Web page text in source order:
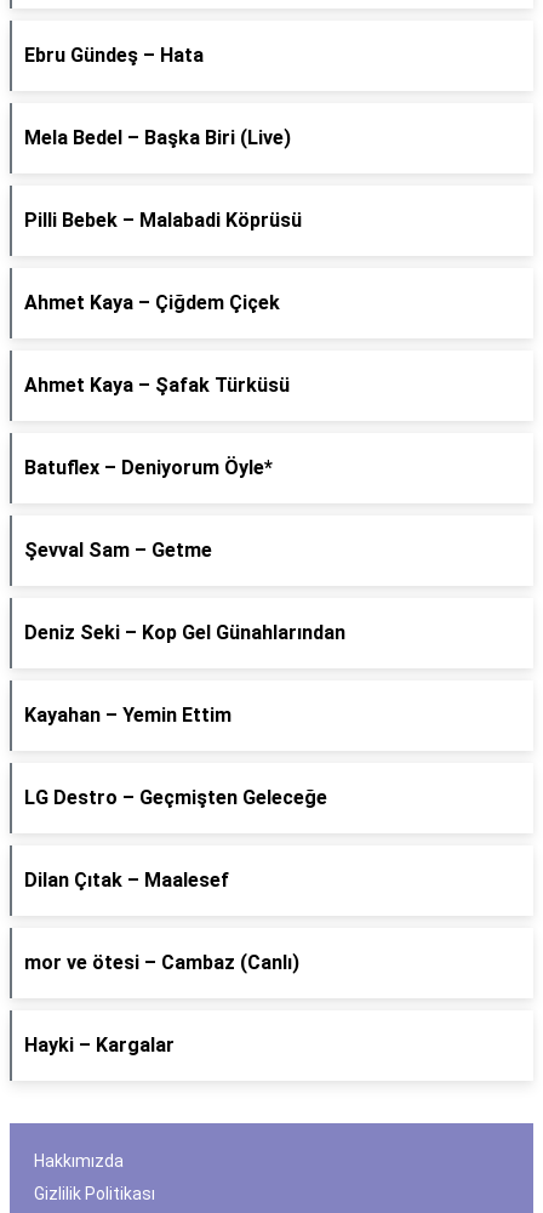
Ebru Gündeş – Hata
Mela Bedel – Başka Biri (Live)
Pilli Bebek – Malabadi Köprüsü
Ahmet Kaya – Çiğdem Çiçek
Ahmet Kaya – Şafak Türküsü
Batuflex – Deniyorum Öyle*
Şevval Sam – Getme
Deniz Seki – Kop Gel Günahlarından
Kayahan – Yemin Ettim
LG Destro – Geçmişten Geleceğe
Dilan Çıtak – Maalesef
​mor ve ötesi – Cambaz (Canlı)
Hayki – Kargalar
Hakkımızda
Gizlilik Politikası